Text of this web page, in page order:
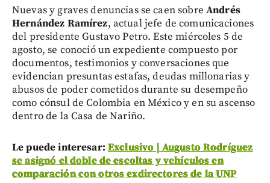
Nuevas y graves denuncias se caen sobre Andrés
Hernández Ramírez, actual jefe de comunicaciones
del presidente Gustavo Petro. Este miércoles 5 de
agosto, se conoció un expediente compuesto por
documentos, testimonios y conversaciones que
evidencian presuntas estafas, deudas millonarias y
abusos de poder cometidos durante su desempeño
como cónsul de Colombia en México y en su ascenso
dentro de la Casa de Nariño.
Le puede interesar: Exclusivo | Augusto Rodríguez
se asignó el doble de escoltas y vehículos en
comparación con otros exdirectores de la UNP